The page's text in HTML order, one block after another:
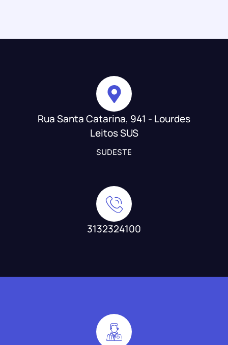
Rua Santa Catarina, 941 - Lourdes
Leitos SUS
SUDESTE
3132324100